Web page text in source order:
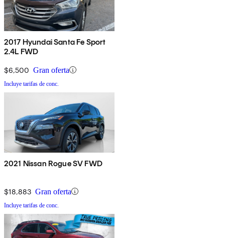
2017 Hyundai Santa Fe Sport
2.4L FWD
$6,500 Gran oferta
Incluye tarifas de conc.
2021 Nissan Rogue SV FWD
$18,883 Gran oferta
Incluye tarifas de conc.